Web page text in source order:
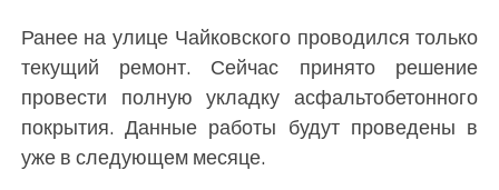
Ранее на улице Чайковского проводился только
текущий ремонт. Сейчас принято решение
провести полную укладку асфальтобетонного
покрытия. Данные работы будут проведены в
уже в следующем месяце.